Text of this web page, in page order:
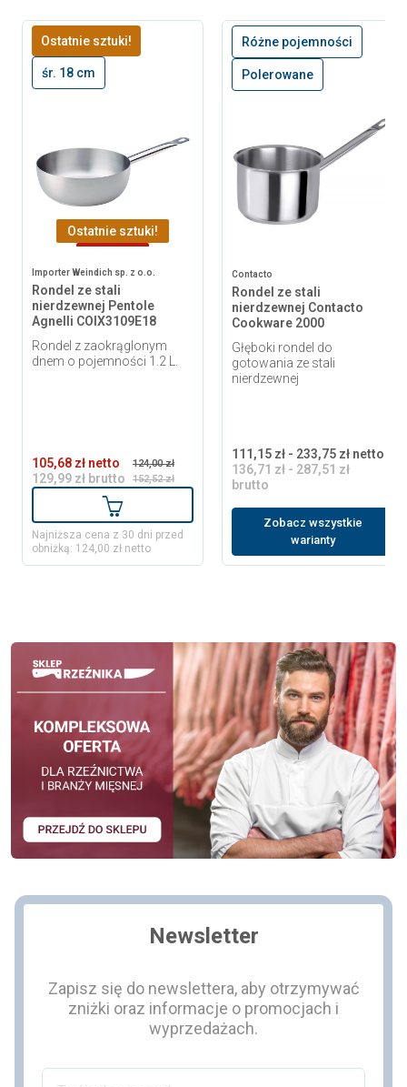
Ostatnie sztuki!
śr. 18 cm
Ostatnie sztuki!
Importer Weindich sp. z o.o.
Rondel ze stali
nierdzewnej Pentole
Agnelli COIX3109E18
Rondel z zaokrąglonym
dnem o pojemności 1.2 L.
105,68 zł netto
129,99 zł brutto
124,00 zł
152,52 zł
Dodaj do koszyka
Najniższa cena z 30 dni przed
obniżką: 124,00 zł netto
Różne pojemności
Polerowane
Contacto
Rondel ze stali
nierdzewnej Contacto
Cookware 2000
Głęboki rondel do
gotowania ze stali
nierdzewnej
111,15 zł - 233,75 zł netto
136,71 zł - 287,51 zł
brutto
Zobacz wszystkie
warianty
Newsletter
Zapisz się do newslettera, aby otrzymywać
zniżki oraz informacje o promocjach i
wyprzedażach.